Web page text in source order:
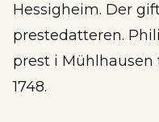
Hessigheim. Der
prestedatteren.
prest i Mühlhausen
1748.